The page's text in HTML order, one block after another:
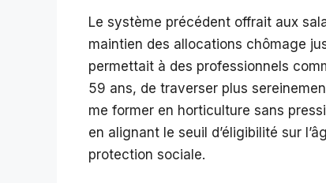
Le système précédent offrait aux
maintien des allocations chômage
permettait à des professionnels
59 ans, de traverser plus
me former en horticulture sans
en alignant le seuil d’éligibilité sur
protection sociale.